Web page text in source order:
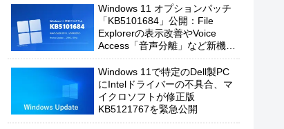
Windows 11 オプションパッチ
「KB5101684」公開：File
Explorerの表示改善やVoice
Access「音声分離」など新機能
Windows 11で特定のDell製PC
にIntelドライバーの不具合、マ
イクロソフトが修正版
KB5121767を緊急公開